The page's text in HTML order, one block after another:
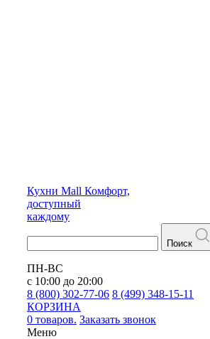
Кухни Mall Комфорт,
доступный
каждому
Поиск
ПН-ВС
с 10:00 до 20:00
8 (800) 302-77-06 8 (499) 348-15-11
КОРЗИНА
0 товаров. Заказать звонок
Меню